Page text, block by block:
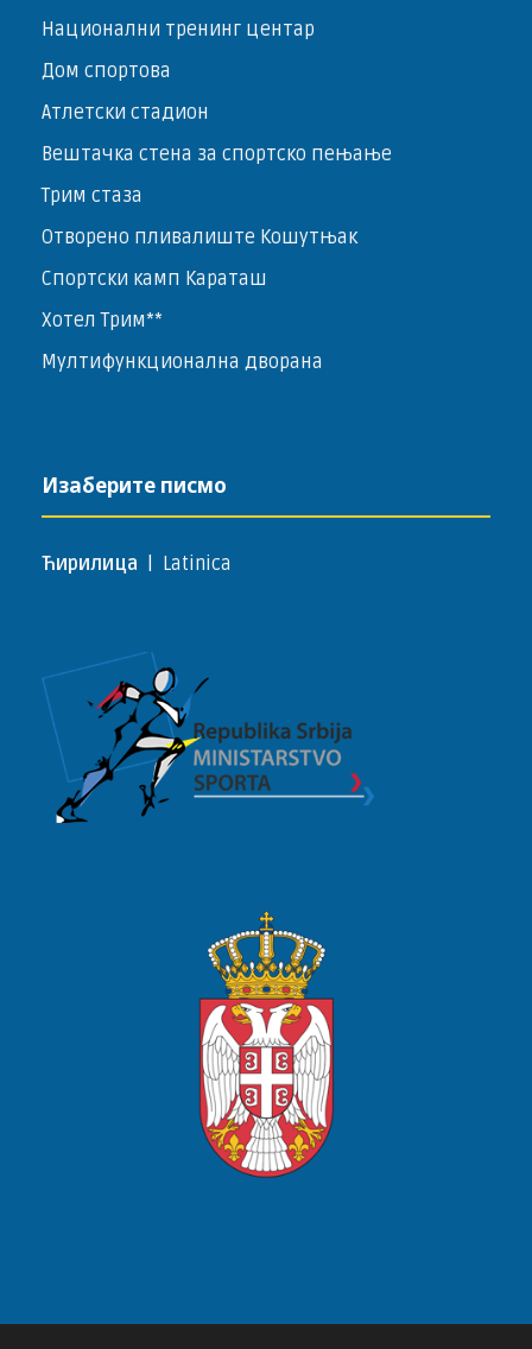
Национални тренинг центар
Дом спортова
Атлетски стадион
Вештачка стена за спортско пењање
Трим стаза
Отворено пливалиште Кошутњак
Спортски камп Караташ
Хотел Трим**
Мултифункционална дворана
Изаберите писмо
Ћирилица Latinica